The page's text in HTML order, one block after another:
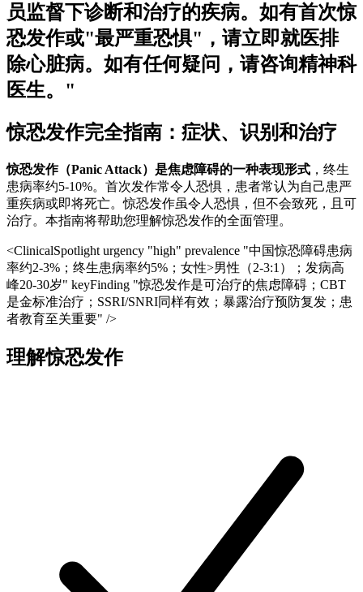
员监督下诊断和治疗的疾病。如有首次惊
恐发作或"最严重恐惧"，请立即就医排
除心脏病。如有任何疑问，请咨询精神科
医生。"
惊恐发作完全指南：症状、识别和治疗
惊恐发作（Panic Attack）是焦虑障碍的一种表现形式 ，终生
患病率约5-10%。首次发作常令人恐惧，患者常认为自己患严
重疾病或即将死亡。惊恐发作虽令人恐惧，但不会致死，且可
治疗。本指南将帮助您理解惊恐发作的全面管理。
<ClinicalSpotlight urgency "high" prevalence "中国惊恐障碍患病
率约2-3%；终生患病率约5%；女性>男性（2-3:1）；发病高
峰20-30岁" keyFinding "惊恐发作是可治疗的焦虑障碍；CBT
是金标准治疗；SSRI/SNRI同样有效；暴露治疗预防复发；患
者教育至关重要" />
理解惊恐发作